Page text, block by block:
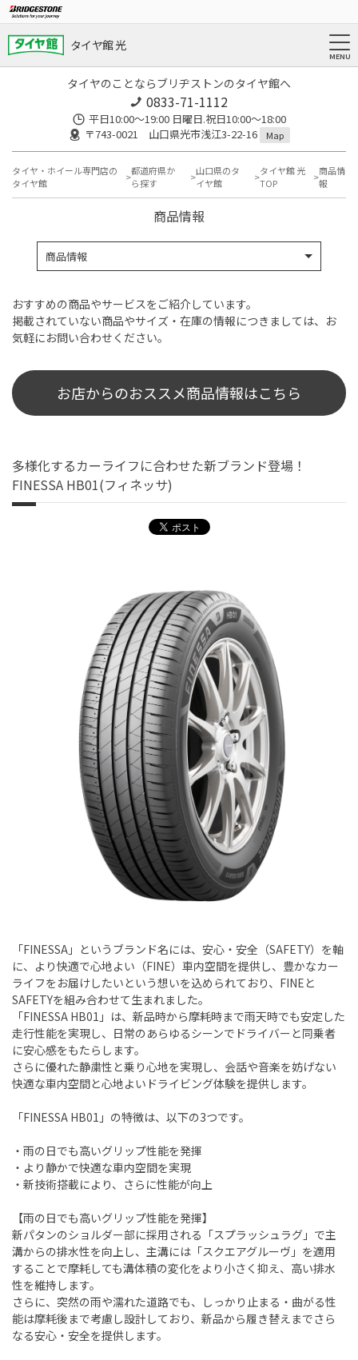
タイヤ館 光
タイヤのことならブリヂストンのタイヤ館へ
0833-71-1112
平日10:00〜19:00 日曜日.祝日10:00〜18:00
〒743-0021 山口県光市浅江3-22-16
Map
タイヤ・ホイール専門店の
タイヤ館
都道府県か
ら探す
山口県のタ
イヤ館
タイヤ館 光
TOP
商品情
報
商品情報
商品情報
おすすめの商品やサービスをご紹介しています。
掲載されていない商品やサイズ・在庫の情報につきましては、お
気軽にお問い合わせください。
お店からのおススメ商品情報はこちら
多様化するカーライフに合わせた新ブランド登場！
FINESSA HB01(フィネッサ)
「FINESSA」というブランド名には、安心・安全（SAFETY）を軸
に、より快適で心地よい（FINE）車内空間を提供し、豊かなカー
ライフをお届けしたいという想いを込められており、FINEと
SAFETYを組み合わせて生まれました。
「FINESSA HB01」は、新品時から摩耗時まで雨天時でも安定した
走行性能を実現し、日常のあらゆるシーンでドライバーと同乗者
に安心感をもたらします。
さらに優れた静粛性と乗り心地を実現し、会話や音楽を妨げない
快適な車内空間と心地よいドライビング体験を提供します。
「FINESSA HB01」の特徴は、以下の3つです。
・雨の日でも高いグリップ性能を発揮
・より静かで快適な車内空間を実現
・新技術搭載により、さらに性能が向上
【雨の日でも高いグリップ性能を発揮】
新パタンのショルダー部に採用される「スプラッシュラグ」で主
溝からの排水性を向上し、主溝には「スクエアグルーヴ」を適用
することで摩耗しても溝体積の変化をより小さく抑え、高い排水
性を維持します。
さらに、突然の雨や濡れた道路でも、しっかり止まる・曲がる性
能は摩耗後まで考慮し設計しており、新品から履き替えまでさら
なる安心・安全を提供します。